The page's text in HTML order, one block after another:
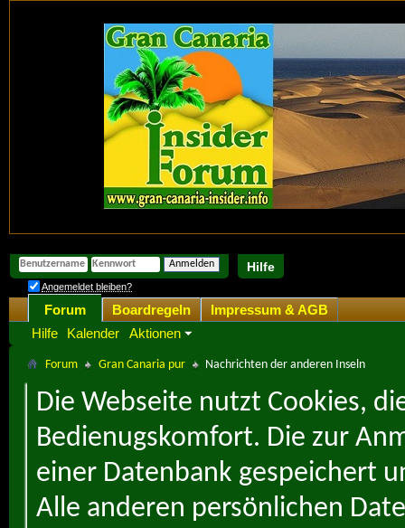
Hilfe
Angemeldet bleiben?
Forum
Hilfe
Kalender Aktionen
Boardregeln Impressum & AGB
Forum Gran Canaria pur Nachrichten der anderen Inseln
Die Webseite nutzt Cookies,
Bedienugskomfort. Die zur
einer Datenbank gespeichert
Alle anderen persönlichen